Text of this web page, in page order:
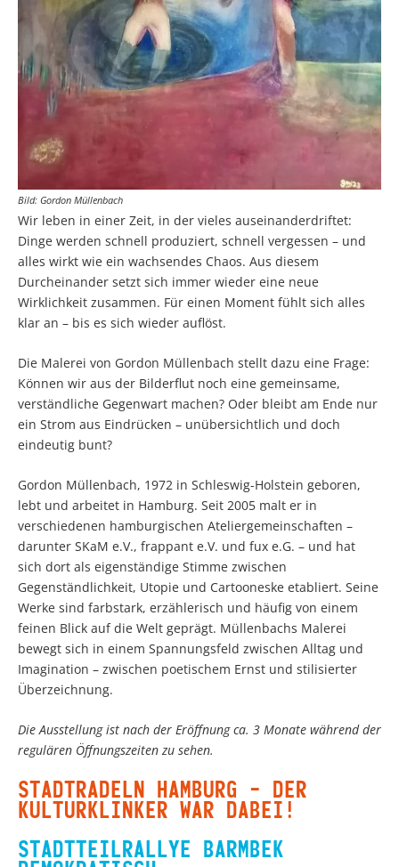
Bild: Gordon Müllenbach
Wir leben in einer Zeit, in der vieles auseinanderdriftet:
Dinge werden schnell produziert, schnell vergessen – und
alles wirkt wie ein wachsendes Chaos. Aus diesem
Durcheinander setzt sich immer wieder eine neue
Wirklichkeit zusammen. Für einen Moment fühlt sich alles
klar an – bis es sich wieder auflöst.
Die Malerei von Gordon Müllenbach stellt dazu eine Frage:
Können wir aus der Bilderflut noch eine gemeinsame,
verständliche Gegenwart machen? Oder bleibt am Ende nur
ein Strom aus Eindrücken – unübersichtlich und doch
eindeutig bunt?
Gordon Müllenbach, 1972 in Schleswig-Holstein geboren,
lebt und arbeitet in Hamburg. Seit 2005 malt er in
verschiedenen hamburgischen Ateliergemeinschaften –
darunter SKaM e.V., frappant e.V. und fux e.G. – und hat
sich dort als eigenständige Stimme zwischen
Gegenständlichkeit, Utopie und Cartooneske etabliert. Seine
Werke sind farbstark, erzählerisch und häufig von einem
feinen Blick auf die Welt geprägt. Müllenbachs Malerei
bewegt sich in einem Spannungsfeld zwischen Alltag und
Imagination – zwischen poetischem Ernst und stilisierter
Überzeichnung.
Die Ausstellung ist nach der Eröffnung ca. 3 Monate während der
regulären Öffnungszeiten zu sehen.
STADTRADELN HAMBURG – DER
KULTURKLINKER WAR DABEI!
STADTTEILRALLYE BARMBEK